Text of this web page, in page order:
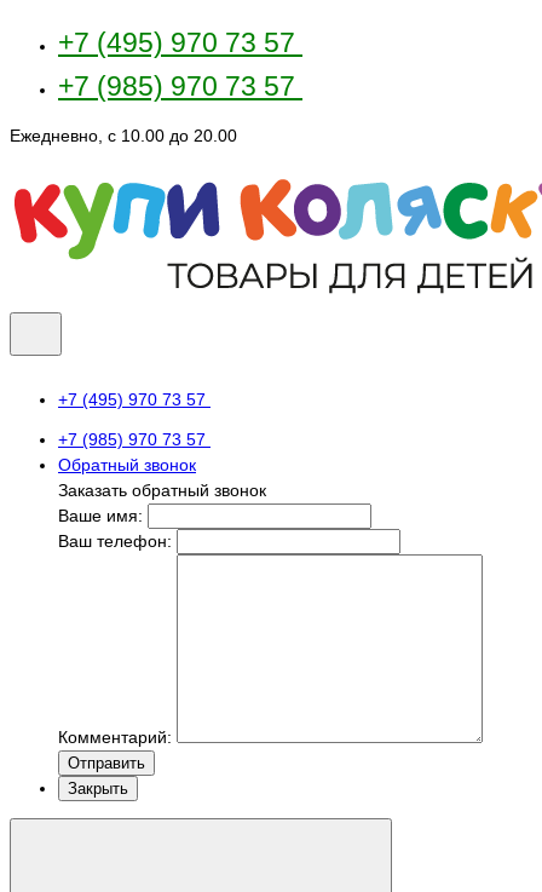
+7 (495) 970 73 57
+7 (985) 970 73 57
Ежедневно, с 10.00 до 20.00
+7 (495) 970 73 57
+7 (985) 970 73 57
Обратный звонок
Заказать обратный звонок
Ваше имя:
Ваш телефон:
Комментарий:
Отправить
Закрыть